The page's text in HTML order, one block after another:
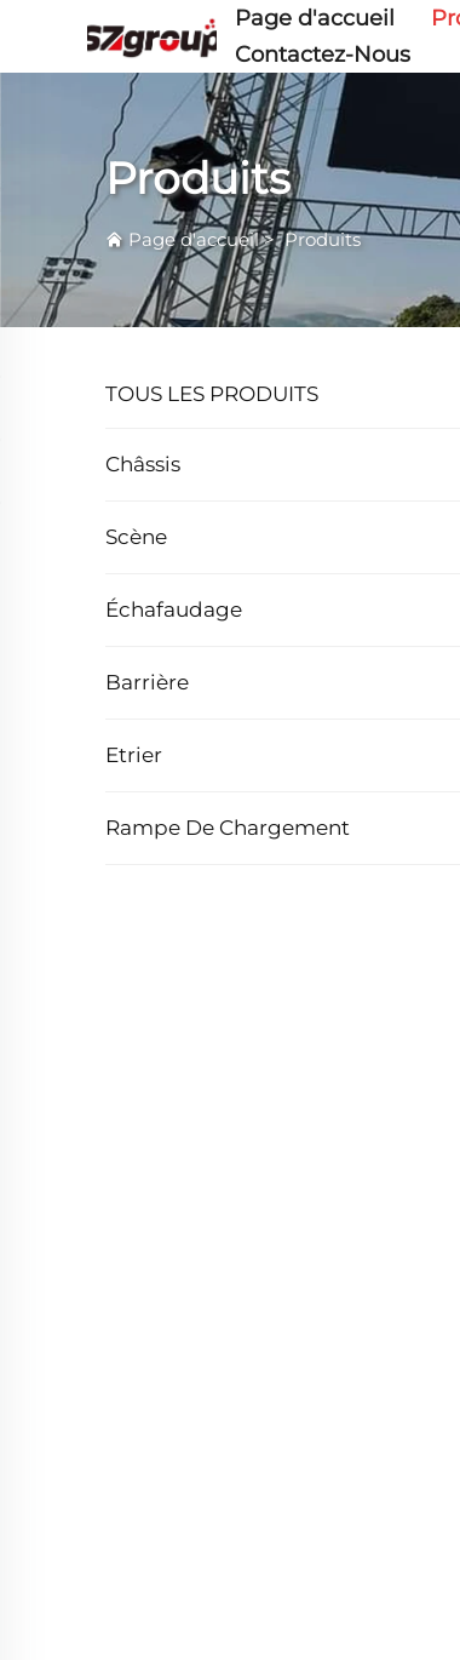
Page d'accueil
Contactez-Nous
Produits
Page d'accueil>Produits
TOUS LES PRODUITS
Châssis
Scène
Échafaudage
Barrière
Etrier
Rampe De Chargement